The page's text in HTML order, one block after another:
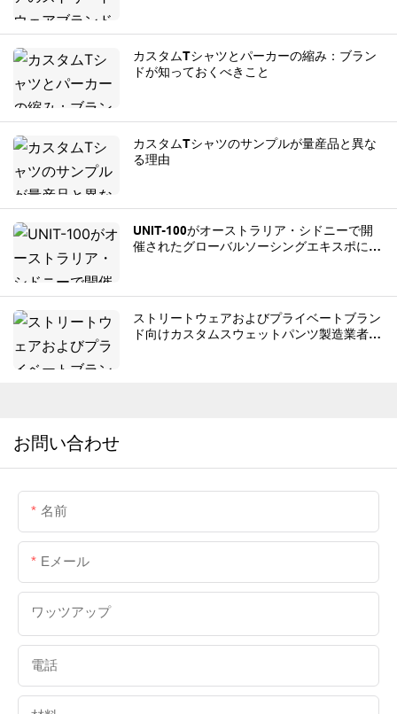
カスタムTシャツとパーカーの縮み：ブラン
ドが知っておくべきこと
カスタムTシャツのサンプルが量産品と異な
る理由
UNIT-100がオーストラリア・シドニーで開
催されたグローバルソーシングエキスポに出
ストリートウェアおよびプライベートブラン
ド向けカスタムスウェットパンツ製造業者ト
お問い合わせ
名前
Eメール
ワッツアップ
電話